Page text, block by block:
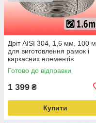
Дріт AISI 304, 1,6 мм, 100 м
для виготовлення рамок і
каркасних елементів
Готово до відправки
1 399 ₴
Купити